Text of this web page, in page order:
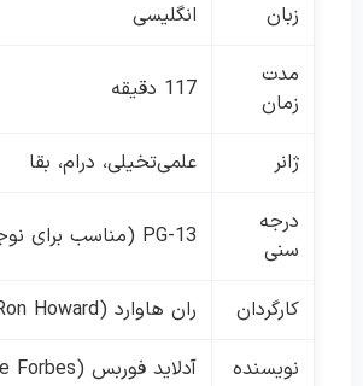
زبان انگلیسی
مدت
زمان
117 دقیقه
ژانر علمی‌تخیلی، درام، بقا
درجه
سنی
PG-13 (مناسب برای نوجوانان و بزرگسالان)
کارگردان ران هاوارد (Ron Howard)
نویسنده آدلاید فوربس (Adelaide Forbes)